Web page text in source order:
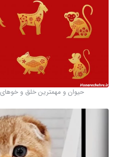
حیوان و مهمترین خلق و خوهای